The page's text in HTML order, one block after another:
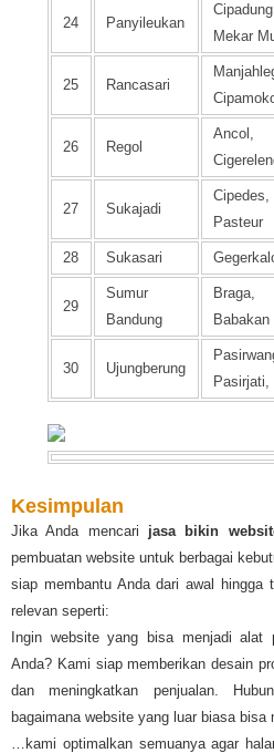
24 Panyileukan
Mekar
25 Rancasari
26 Regol
Ancol,
27 Sukajadi
Pasteur
28 Sukasari
29
Sumur
Bandung
Braga,
Babakan
30 Ujungberung
Pasirjati,
Kesimpulan
Jika Anda mencari jasa bikin
pembuatan website untuk berbagai
siap membantu Anda dari awal hingga
relevan seperti:
Ingin website yang bisa menjadi alat
Anda? Kami siap memberikan desain
dan meningkatkan penjualan.
bagaimana website yang luar biasa bisa
…kami optimalkan semuanya agar